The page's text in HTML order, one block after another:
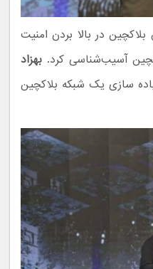
در بالا بردن امنیت
آسیب‌شناسی کرد. بهزاد
سازی یک شبکه بلاکچین